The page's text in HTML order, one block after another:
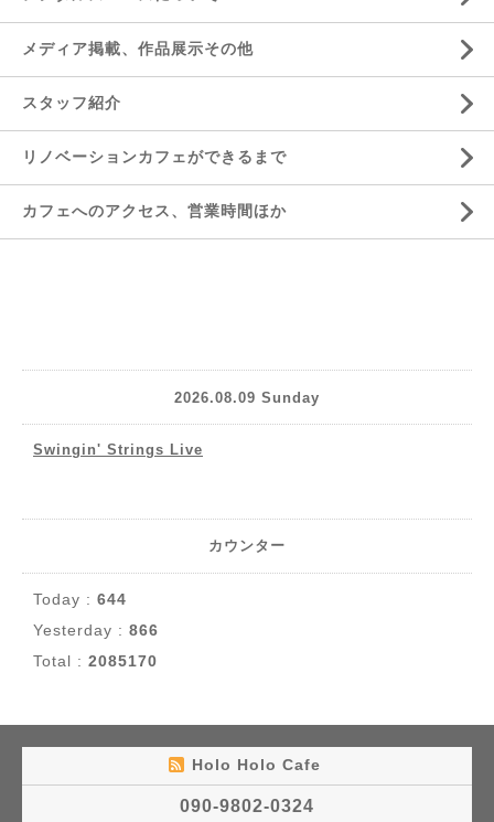
メディア掲載、作品展示その他
スタッフ紹介
リノベーションカフェができるまで
カフェへのアクセス、営業時間ほか
2026.08.09 Sunday
Swingin' Strings Live
カウンター
Today : 644
Yesterday : 866
Total : 2085170
Holo Holo Cafe
090-9802-0324